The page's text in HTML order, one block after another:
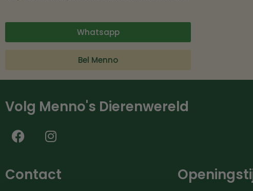
Whatsapp
Bel Menno
Volg Menno's Dierenwereld
Contact